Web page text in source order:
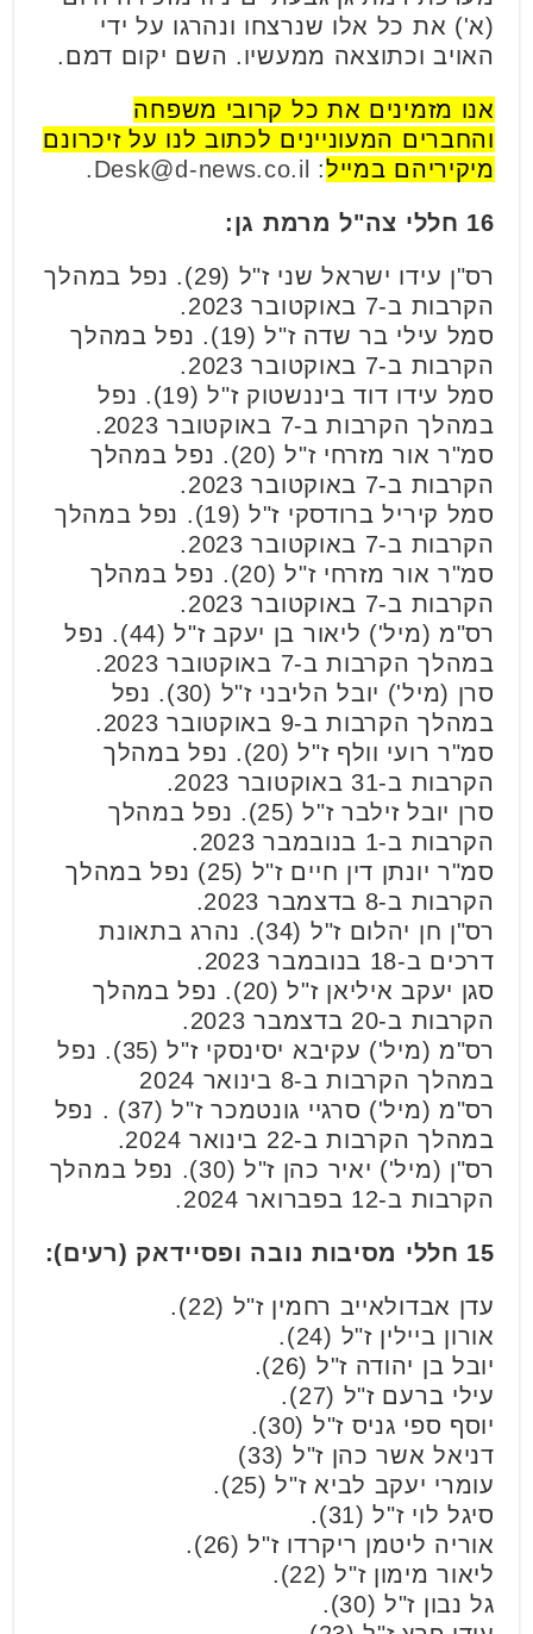
(א') את כל אלו שנרצחו ונהרגו על ידי
האויב וכתוצאה ממעשיו. השם יקום דמם.
אנו מזמינים את כל קרובי משפחה
והחברים המעוניינים לכתוב לנו על זיכרונם
מיקיריהם במייל:
16 חללי צה"ל מרמת גן:
רס"ן עידו ישראל שני ז"ל (29). נפל במהלך
הקרבות ב-7 באוקטובר 2023.
סמל עילי בר שדה ז"ל (19). נפל במהלך
הקרבות ב-7 באוקטובר 2023.
סמל עידו דוד ביננשטוק ז"ל (19). נפל
במהלך הקרבות ב-7 באוקטובר 2023.
סמ"ר אור מזרחי ז"ל (20). נפל במהלך
הקרבות ב-7 באוקטובר 2023.
סמל קיריל ברודסקי ז"ל (19). נפל במהלך
הקרבות ב-7 באוקטובר 2023.
סמ"ר אור מזרחי ז"ל (20). נפל במהלך
הקרבות ב-7 באוקטובר 2023.
רס"מ (מיל') ליאור בן יעקב ז"ל (44). נפל
במהלך הקרבות ב-7 באוקטובר 2023.
סרן (מיל') יובל הליבני ז"ל (30). נפל
במהלך הקרבות ב-9 באוקטובר 2023.
סמ"ר רועי וולף ז"ל (20). נפל במהלך
הקרבות ב-31 באוקטובר 2023.
סרן יובל זילבר ז"ל (25). נפל במהלך
הקרבות ב-1 בנובמבר 2023.
סמ"ר יונתן דין חיים ז"ל (25) נפל במהלך
הקרבות ב-8 בדצמבר 2023.
רס"ן חן יהלום ז"ל (34). נהרג בתאונת
דרכים ב-18 בנובמבר 2023.
סגן יעקב איליאן ז"ל (20). נפל במהלך
הקרבות ב-20 בדצמבר 2023.
רס"מ (מיל') עקיבא יסינסקי ז"ל (35). נפל
במהלך הקרבות ב-8 בינואר 2024
רס"מ (מיל') סרגיי גונטמכר ז"ל (37) . נפל
במהלך הקרבות ב-22 בינואר 2024.
רס"ן (מיל') יאיר כהן ז"ל (30). נפל במהלך
הקרבות ב-12 בפברואר 2024.
15 חללי מסיבות נובה ופסיידאק (רעים):
עדן אבדולאייב רחמין ז"ל (22).
אורון ביילין ז"ל (24).
יובל בן יהודה ז"ל (26).
עילי ברעם ז"ל (27).
יוסף ספי גניס ז"ל (30).
דניאל אשר כהן ז"ל (33)
עומרי יעקב לביא ז"ל (25).
סיגל לוי ז"ל (31).
אוריה ליטמן ריקרדו ז"ל (26).
ליאור מימון ז"ל (22).
גל נבון ז"ל (30).